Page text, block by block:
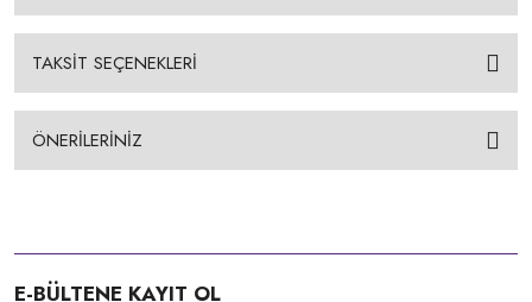
TAKSİT SEÇENEKLERİ
ÖNERİLERİNİZ
E-BÜLTENE KAYIT OL